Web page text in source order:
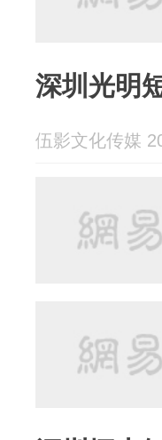
深圳光明
伍影文化传媒